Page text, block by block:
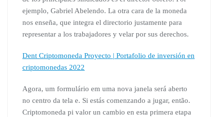
ejemplo, Gabriel Abelendo. La otra cara de la moneda
nos enseña, que integra el directorio justamente para
representar a los trabajadores y velar por sus derechos.
Dent Criptomoneda Proyecto | Portafolio de inversión en
criptomonedas 2022
Agora, um formulário em uma nova janela será aberto
no centro da tela e. Si estás comenzando a jugar, então.
Criptomoneda pi valor un cambio en esta primera etapa